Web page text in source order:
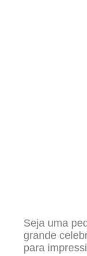
Seja uma
grande
para